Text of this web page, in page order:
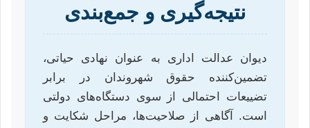
نتیجه‌گیری و جمع‌بندی
دیوان عدالت اداری به عنوان نهادی حیاتی،
تضمین‌کننده حقوق شهروندان در برابر
تضییعات احتمالی از سوی دستگاه‌های دولتی
است. آگاهی از صلاحیت‌ها، مراحل شکایت و